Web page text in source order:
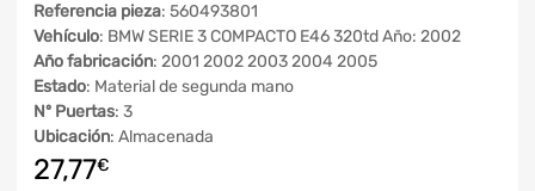
Referencia pieza: 560493801
Vehículo: BMW SERIE 3 COMPACTO E46 320td Año: 2002
Año fabricación: 2001 2002 2003 2004 2005
Estado: Material de segunda mano
Nº Puertas: 3
Ubicación: Almacenada
27,77€